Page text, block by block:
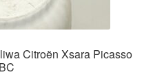
Citroën Xsara Picasso